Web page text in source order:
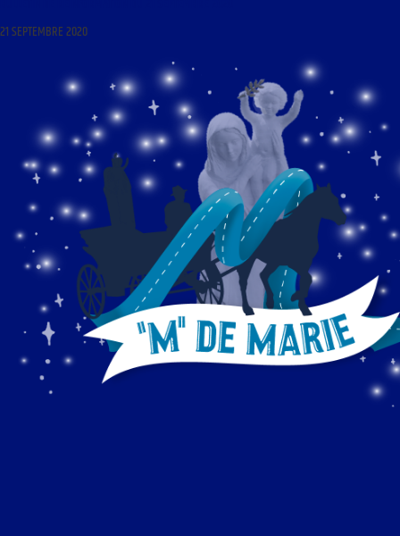
21 SEPTEMBRE 2020